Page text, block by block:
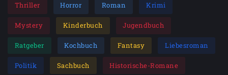
Thriller Horror Roman Krimi
Mystery Kinderbuch Jugendbuch
Ratgeber Kochbuch Fantasy Liebesroman
Politik Sachbuch Historische-Romane